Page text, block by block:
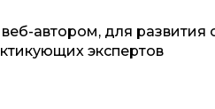
автором, для развития
экспертов